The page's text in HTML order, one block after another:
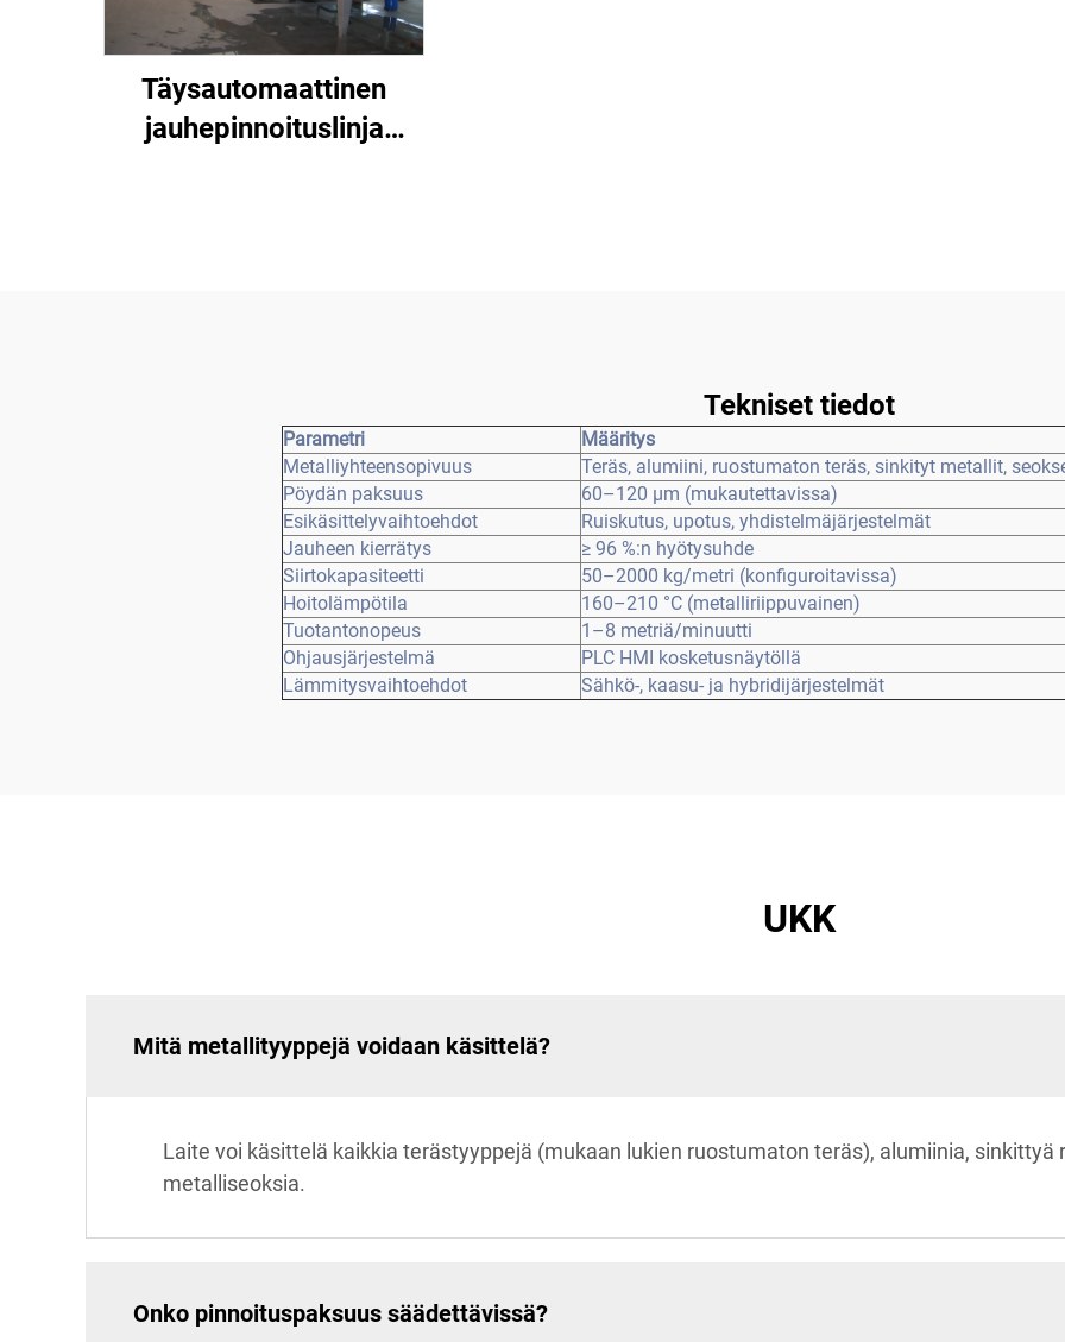
Täysautomaattinen
jauhepinnoituslinja
Tekniset tiedot
Parametri
Määritys
Metalliyhteensopivuus
Teräs, alumiini, ruostumaton teräs, sinkityt metallit,
Pöydän paksuus
60–120 μm (mukautettavissa)
Esikäsittelyvaihtoehdot
Ruiskutus, upotus, yhdistelmäjärjestelmät
Jauheen kierrätys
≥ 96 %:n hyötysuhde
Siirtokapasiteetti
50–2000 kg/metri (konfiguroitavissa)
Hoitolämpötila
160–210 °C (metalliriippuvainen)
Tuotantonopeus
1–8 metriä/minuutti
Ohjausjärjestelmä
PLC HMI kosketusnäytöllä
Lämmitysvaihtoehdot
Sähkö-, kaasu- ja hybridijärjestelmät
UKK
Mitä metallityyppejä voidaan käsittelä?
Laite voi käsittelä kaikkia terästyyppejä (mukaan lukien ruostumaton teräs), alumiinia, sinkittyä
metalliseoksia.
Onko pinnoituspaksuus säädettävissä?